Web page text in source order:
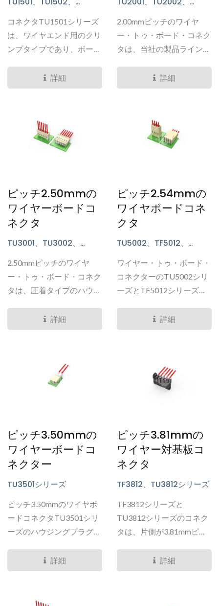
TU1512、TU1513シリーズ
コネクタTU1501シリーズ
は、ワイヤエンド用のクリ
ンプタイプであり、ボード
またはSMTタイプのヘッ
ダーオプションがありま
詳細
TU2005、TU2006、
TU2007、TU2008、
TU2011、TU2013,
TS2016、TU2015、
TU2023、TU2031 シリー
ズ
2.00mmピッチのワイヤ
ー・トゥ・ボード・コネク
タは、当社の製品ラインナ
ポートフォリオの一つで
す。このシリーズでは、内
ロック、シングルローまた
はデュアルロー、TPAバー
タイプなど、さまざまな構
成をほぼすべて見つけるこ
とができます。
詳細
ピッチ2.50mmの
ワイヤーボードコ
ネクタ
TU3001、TU3002、
TU3007、TU3009、
TU3011、TU5004シリーズ
2.50mmピッチのワイヤ
ー・トゥ・ボード・コネク
タは、圧着タイプのハウジ
側はスルーホールタイプの
PCBヘッダです。...
詳細
ピッチ2.54mmの
ワイヤボードコネ
クタ
TU5002、TF5012、
ズ
ワイヤー・トゥ・ボード・
コネクターのTU5002シリ
ーズとTF5012シリーズ
れる2.54mmピッチのワイ
ヤー・トゥ・ボード・コネ
詳細
ピッチ3.50mmの
ワイヤーボードコ
ネクター
TU3501シリーズ
ピッチ3.50mmのワイヤボ
ードコネクタTU3501シリ
ーズのハウジングプラグ
ルーホールタイプのPCBヘ
ッダーとクリンプタイプで
詳細
ピッチ3.81mmの
ワイヤー対基板コ
ネクタ
TF3812、TU3812シリーズ
TF3812シリーズと
TU3812シリーズのコネク
タは、片側が3.81mmピッ
ピッチのワイヤ・ツー・ボ
ード・コネクタ用です。...
詳細